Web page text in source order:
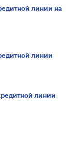
линии на
линии
линии